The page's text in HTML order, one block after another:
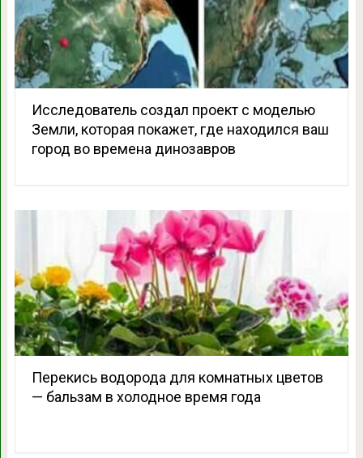
Исследователь создал проект с моделью
Земли, которая покажет, где находился ваш
город во времена динозавров
Перекись водорода для комнатных цветов
— бальзам в холодное время года